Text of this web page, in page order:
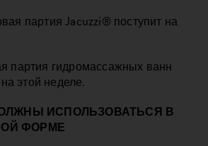
партия Jacuzzi® поступит на
партия гидромассажных ванн
этой неделе.
ИСПОЛЬЗОВАТЬСЯ В
ФОРМЕ